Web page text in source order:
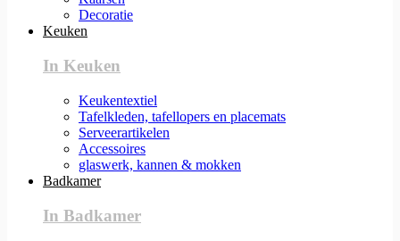
Decoratie
Keuken
In Keuken
Keukentextiel
Tafelkleden, tafellopers en placemats
Serveerartikelen
Accessoires
glaswerk, kannen & mokken
Badkamer
In Badkamer